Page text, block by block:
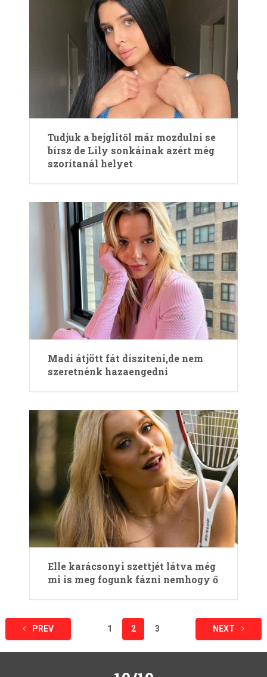
Tudjuk a bejglitől már mozdulni se
bírsz de Lily sonkáinak azért még
szorítanál helyet
Madi átjött fát díszíteni,de nem
szeretnénk hazaengedni
Elle karácsonyi szettjét látva még
mi is meg fogunk fázni nemhogy ő
Bejegyzések
lapozása
PREV 1 2 3 NEXT